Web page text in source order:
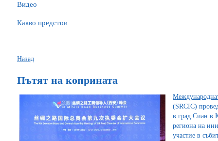
Видео
Какво предстои
Назад
Пътят на коприната
(SRCIC)
в град Сиан в
региона на
участие в